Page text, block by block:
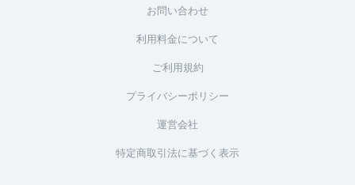
お問い合わせ
利用料金について
ご利用規約
プライバシーポリシー
運営会社
特定商取引法に基づく表示